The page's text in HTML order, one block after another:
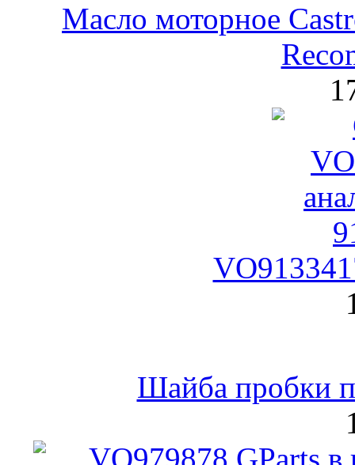
Масло моторное
Шайба пробки